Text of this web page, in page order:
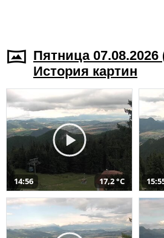
Пятница 07.08.2026
История картин
14:56 17,2 °C